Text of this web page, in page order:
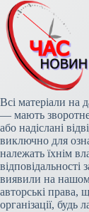
Всі матеріали на
— мають зворотне
або надіслані
виключно для
належать їхнім
виявили на
авторські права,
організації, будь